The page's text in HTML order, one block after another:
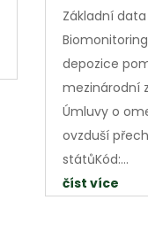
Základní
depozice
mezinárodní
Úmluvy o
ovzduší
státůKód:...
číst více